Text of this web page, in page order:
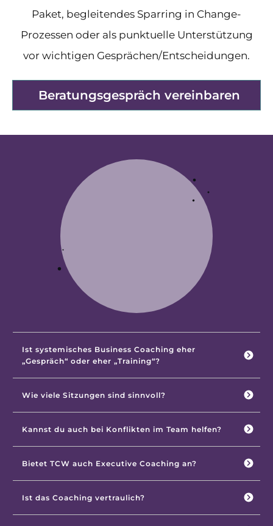
Paket, begleitendes Sparring in Change-
Prozessen oder als punktuelle Unterstützung
vor wichtigen Gesprächen/Entscheidungen.
Beratungsgespräch vereinbaren
Ist systemisches Business Coaching eher
„Gespräch“ oder eher „Training“?
Wie viele Sitzungen sind sinnvoll?
Kannst du auch bei Konflikten im Team helfen?
Bietet TCW auch Executive Coaching an?
Ist das Coaching vertraulich?